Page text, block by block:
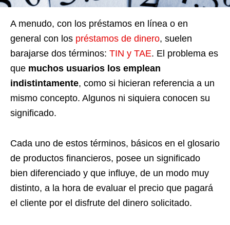
A menudo, con los préstamos en línea o en
general con los préstamos de dinero, suelen
barajarse dos términos: TIN y TAE. El problema es
que muchos usuarios los emplean
indistintamente, como si hicieran referencia a un
mismo concepto. Algunos ni siquiera conocen su
significado.
Cada uno de estos términos, básicos en el glosario
de productos financieros, posee un significado
bien diferenciado y que influye, de un modo muy
distinto, a la hora de evaluar el precio que pagará
el cliente por el disfrute del dinero solicitado.